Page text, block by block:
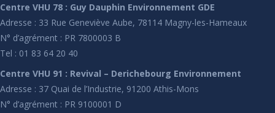
Centre VHU 78 : Guy Dauphin Environnement GDE
Adresse : 33 Rue Geneviève Aube, 78114 Magny-les-Hameaux
N° d’agrément : PR 7800003 B
Tel : 01 83 64 20 40
Centre VHU 91 : Revival – Derichebourg Environnement
Adresse : 37 Quai de l’Industrie, 91200 Athis-Mons
N° d’agrément : PR 9100001 D